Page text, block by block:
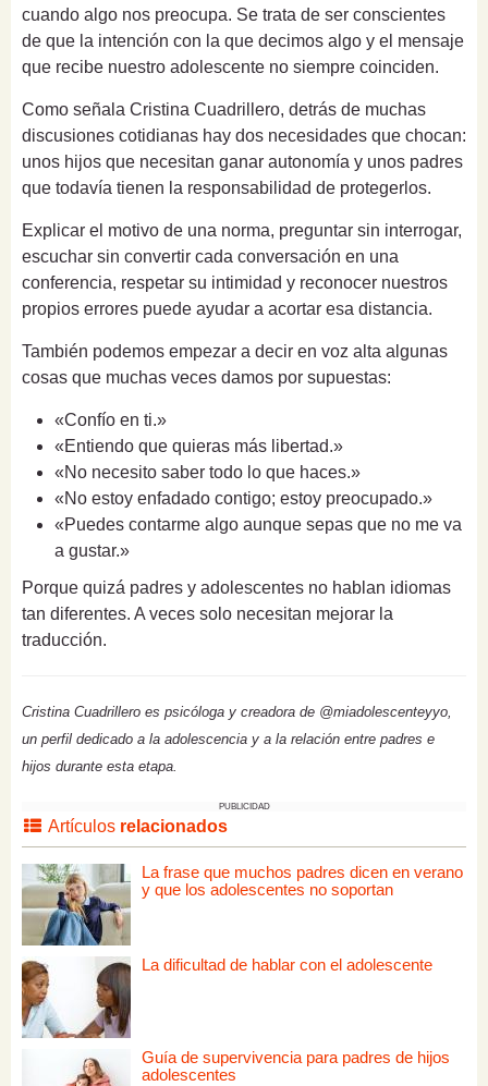
cuando algo nos preocupa. Se trata de ser conscientes
de que la intención con la que decimos algo y el mensaje
que recibe nuestro adolescente no siempre coinciden.
Como señala Cristina Cuadrillero, detrás de muchas
discusiones cotidianas hay dos necesidades que chocan:
unos hijos que necesitan ganar autonomía y unos padres
que todavía tienen la responsabilidad de protegerlos.
Explicar el motivo de una norma, preguntar sin interrogar,
escuchar sin convertir cada conversación en una
conferencia, respetar su intimidad y reconocer nuestros
propios errores puede ayudar a acortar esa distancia.
También podemos empezar a decir en voz alta algunas
cosas que muchas veces damos por supuestas:
«Confío en ti.»
«Entiendo que quieras más libertad.»
«No necesito saber todo lo que haces.»
«No estoy enfadado contigo; estoy preocupado.»
«Puedes contarme algo aunque sepas que no me va
a gustar.»
Porque quizá padres y adolescentes no hablan idiomas
tan diferentes. A veces solo necesitan mejorar la
traducción.
Cristina Cuadrillero es psicóloga y creadora de @miadolescenteyyo,
un perfil dedicado a la adolescencia y a la relación entre padres e
hijos durante esta etapa.
PUBLICIDAD
Artículos relacionados
La frase que muchos padres dicen en verano
y que los adolescentes no soportan
La dificultad de hablar con el adolescente
Guía de supervivencia para padres de hijos
adolescentes